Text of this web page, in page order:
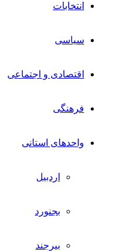
انتخابات
سیاسی
اقتصادی و اجتماعی
فرهنگی
واحدهای استانی
اردبیل
بجنورد
بیرجند